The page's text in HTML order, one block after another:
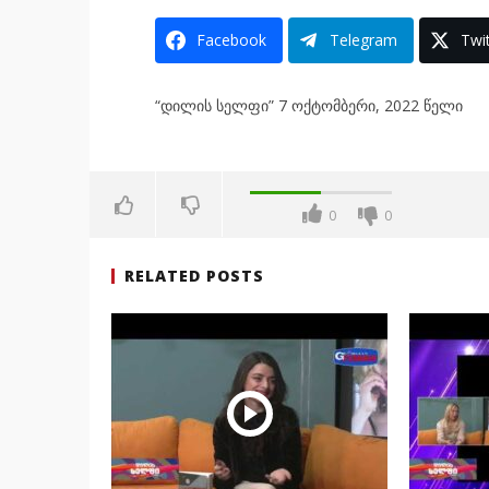
Facebook Telegram
“დილის სელფი” 7 ოქტომბერი, 2022 წელი
0 0
RELATED POSTS